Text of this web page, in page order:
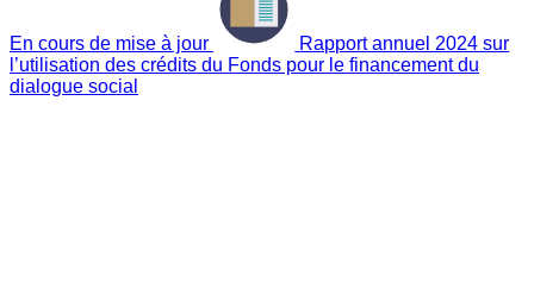
En cours de mise à jour
Rapport annuel 2024 sur
l’utilisation des crédits du Fonds pour le financement du
dialogue social